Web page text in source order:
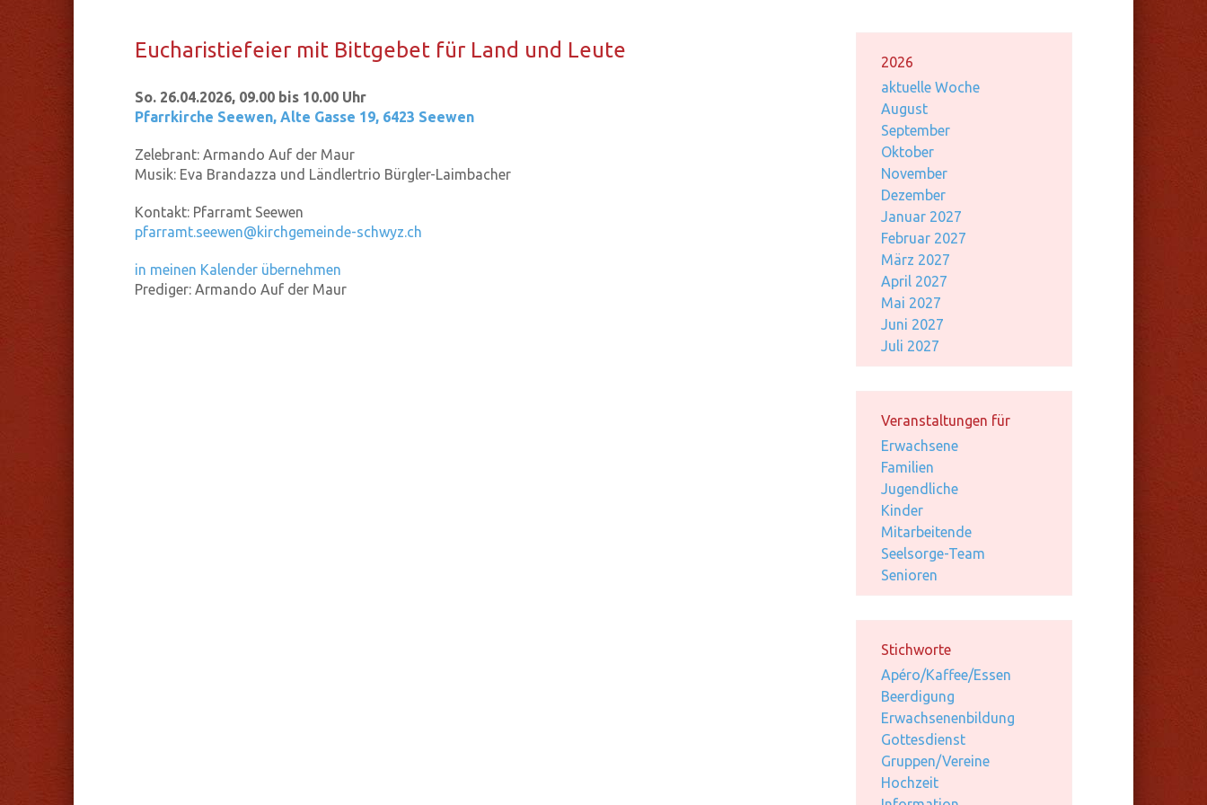
2026
aktuelle Woche
August
September
Oktober
November
Dezember
Januar 2027
Februar 2027
März 2027
April 2027
Mai 2027
Juni 2027
Juli 2027
Veranstaltungen für
Erwachsene
Familien
Jugendliche
Kinder
Mitarbeitende
Seelsorge-Team
Senioren
Stichworte
Apéro/Kaffee/Essen
Beerdigung
Erwachsenenbildung
Gottesdienst
Gruppen/Vereine
Hochzeit
Eu­cha­ris­tie­fei­er mit Bitt­ge­bet für Land und Leute
So. 26.04.2026, 09.00 bis 10.00 Uhr
Pfarrkirche Seewen, Alte Gasse 19, 6423 Seewen
Zelebrant: Armando Auf der Maur
Musik: Eva Brandazza und Ländlertrio Bürgler-Laimbacher
Kontakt: Pfarramt Seewen
pfarramt.seewen@kirchgemeinde-schwyz.ch
in meinen Kalender übernehmen
Prediger: Armando Auf der Maur